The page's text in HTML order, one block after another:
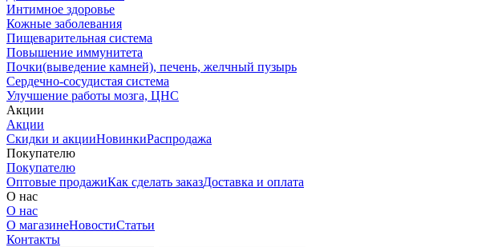
Интимное здоровье
Кожные заболевания
Пищеварительная система
Повышение иммунитета
Почки(выведение камней), печень, желчный пузырь
Сердечно-сосудистая система
Улучшение работы мозга, ЦНС
Акции
Акции
Скидки и акцииНовинкиРаспродажа
Покупателю
Покупателю
Оптовые продажиКак сделать заказДоставка и оплата
О нас
О нас
О магазинеНовостиСтатьи
Контакты